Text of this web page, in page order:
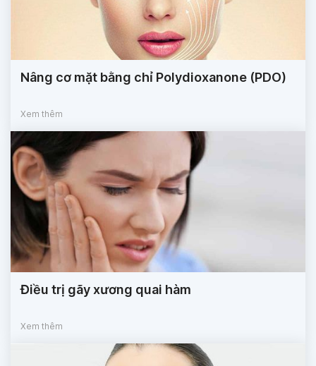
Nâng cơ mặt bằng chỉ Polydioxanone (PDO)
Xem thêm
Điều trị gãy xương quai hàm
Xem thêm